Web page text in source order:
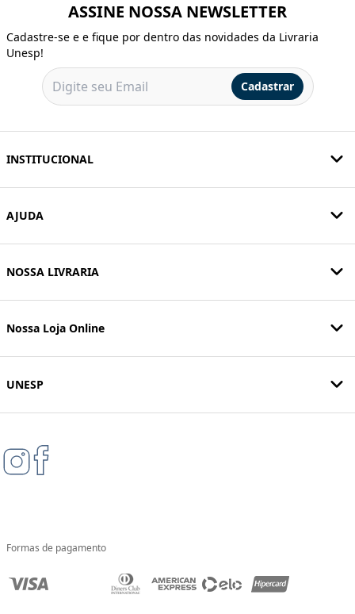
ASSINE NOSSA NEWSLETTER
Cadastre-se e e fique por dentro das novidades da Livraria
Unesp!
Cadastrar
INSTITUCIONAL
AJUDA
NOSSA LIVRARIA
Nossa Loja Online
UNESP
Formas de pagamento